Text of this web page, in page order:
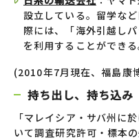
設立している。留学な
際には、「海外引越し
を利用することができる
(2010年7月現在、福島康
持ち出し、持ち込み
「マレイシア・サバ州に
いて調査研究許可・標本